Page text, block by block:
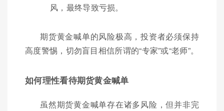
风，最终导致亏损。
期货黄金喊单的风险极高，投资者必须保持
高度警惕，切勿盲目相信所谓的“专家”或“老师”。
如何理性看待期货黄金喊单
虽然期货黄金喊单存在诸多风险，但并非完